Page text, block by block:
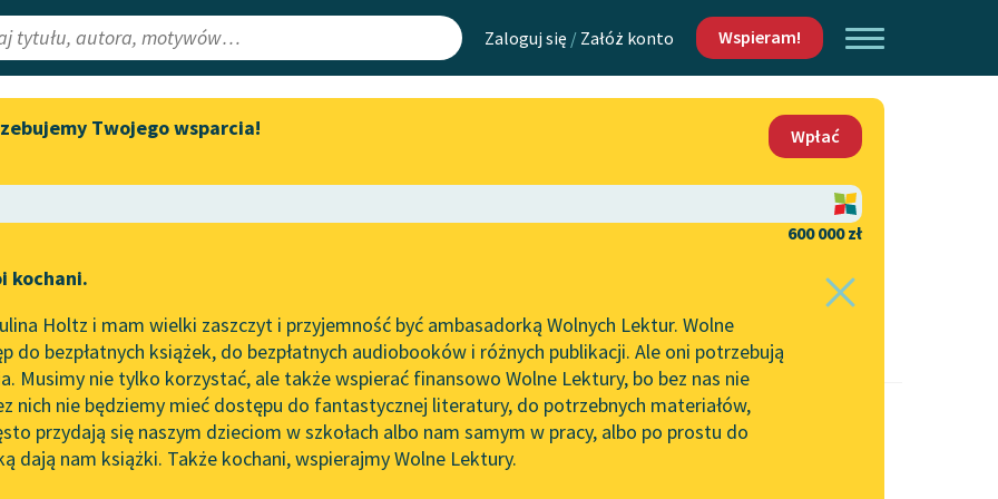
Zaloguj się / Załóż konto Wspieram!
Lektury
redakcyjne
Aktualności
Zapraszamy na spotkanie
literatury skandynawskiej
Wolne Lektury na 32.
Pol’and’Rock Festivalu
„Kochanek Lady Chatterley”
do słuchania na Wolnych
Lekturach
Nowy audiobook – „Marzenie
Mapa Wolnych Lektur
Leśmianator
API
OAI-PMH
Widget Wolnych Lektur
Kontakt
O projekcie
Zasady wykorzystania
Wolnych Lektur
Logotypy
Materiały promocyjne
Twojego wsparcia!
Wpłać
600 000 zł
kochani.
Holtz i mam wielki zaszczyt i przyjemność być ambasadorką Wolnych Lektur. Wolne
do bezpłatnych książek, do bezpłatnych audiobooków i różnych publikacji. Ale oni potrzebują
Musimy nie tylko korzystać, ale także wspierać finansowo Wolne Lektury, bo bez nas nie
nich nie będziemy mieć dostępu do fantastycznej literatury, do potrzebnych materiałów,
przydają się naszym dzieciom w szkołach albo nam samym w pracy, albo po prostu do
dają nam książki. Także kochani, wspierajmy Wolne Lektury.